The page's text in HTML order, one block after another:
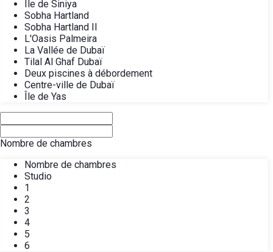
Île de Siniya
Sobha Hartland
Sobha Hartland II
L'Oasis Palmeira
La Vallée de Dubaï
Tilal Al Ghaf Dubaï
Deux piscines à débordement
Centre-ville de Dubaï
Île de Yas
Nombre de chambres
Nombre de chambres
Studio
1
2
3
4
5
6